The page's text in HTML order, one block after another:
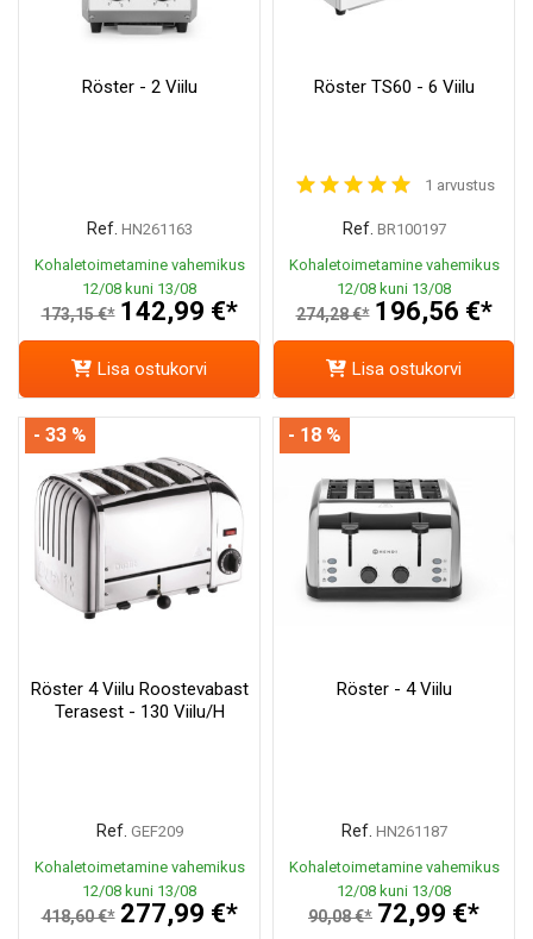
Röster - 2 Viilu
Ref. HN261163
Kohaletoimetamine vahemikus
12/08 kuni 13/08
173,15 €* 142,99 €*
Lisa ostukorvi
Röster TS60 - 6 Viilu
1 arvustus
Ref. BR100197
Kohaletoimetamine vahemikus
12/08 kuni 13/08
274,28 €* 196,56 €*
Lisa ostukorvi
Röster 4 Viilu Roostevabast
Terasest - 130 Viilu/h
Ref. GEF209
Kohaletoimetamine vahemikus
12/08 kuni 13/08
418,60 €* 277,99 €*
- 33 %
Röster - 4 Viilu
Ref. HN261187
Kohaletoimetamine vahemikus
12/08 kuni 13/08
90,08 €* 72,99 €*
- 18 %